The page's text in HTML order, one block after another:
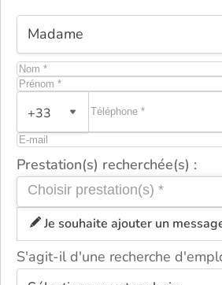
+33
Prestation(s) recherchée(s) :
Je souhaite ajouter un
S'agit-il d'une recherche
ou